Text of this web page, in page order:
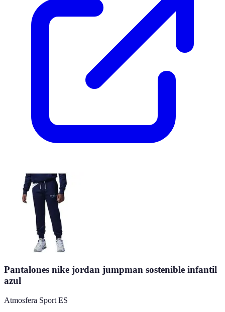
Pantalones nike jordan jumpman sostenible infantil
azul
Atmosfera Sport ES